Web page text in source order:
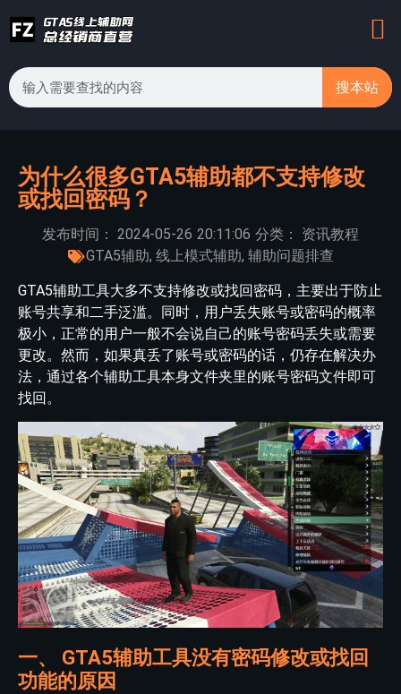
搜本站
为什么很多GTA5辅助都不支持修改
或找回密码？
发布时间： 2024-05-26 20:11:06 分类：
资讯教程
GTA5辅助, 线上模式辅助, 辅助问题排查
GTA5辅助工具大多不支持修改或找回密码，主要出于防止
账号共享和二手泛滥。同时，用户丢失账号或密码的概率
极小，正常的用户一般不会说自己的账号密码丢失或需要
更改。然而，如果真丢了账号或密码的话，仍存在解决办
法，通过各个辅助工具本身文件夹里的账号密码文件即可
找回。
一、 GTA5辅助工具没有密码修改或找回
功能的原因